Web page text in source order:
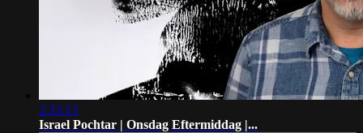
2:33:13
Israel Pochtar | Onsdag Eftermiddag |...